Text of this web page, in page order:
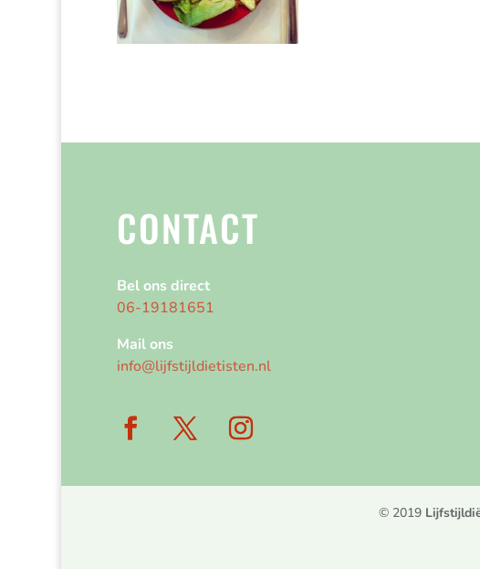
CONTACT
Bel ons direct
06-19181651
Mail ons
info@lijfstijldietisten.nl
© 2019